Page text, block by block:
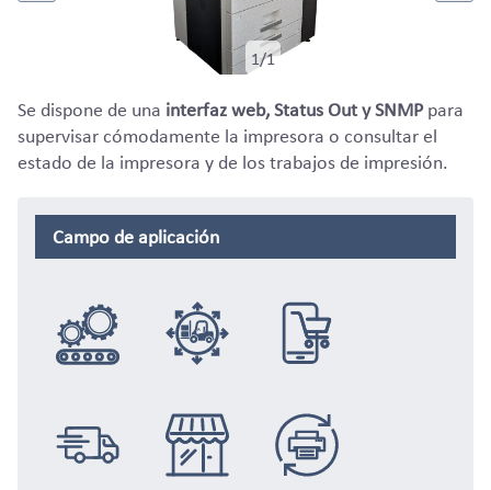
1/1
Se dispone de una interfaz web, Status Out y SNMPpara
supervisar cómodamente la impresora o consultar el
estado de la impresora y de los trabajos de impresión.
Campo de aplicación
Integración Logística eCommerce